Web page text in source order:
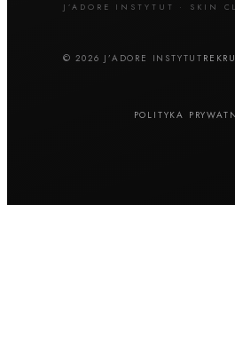
J’ADORE INSTYTUT · SKIN
© 2026 J’ADORE INSTYTUT
POLITYKA